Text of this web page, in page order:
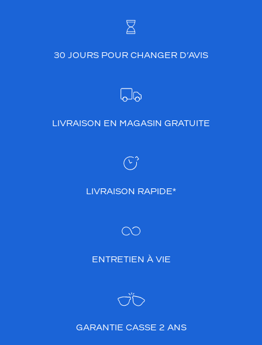
30 JOURS POUR CHANGER D’AVIS
LIVRAISON EN MAGASIN GRATUITE
LIVRAISON RAPIDE*
ENTRETIEN À VIE
GARANTIE CASSE 2 ANS